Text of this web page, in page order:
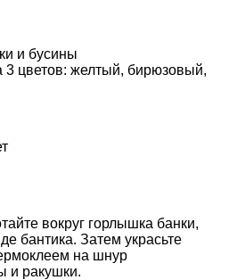
и бусины
цветов: желтый, бирюзовый,
вокруг горлышка банки,
бантика. Затем украсьте
на шнур
и ракушки.